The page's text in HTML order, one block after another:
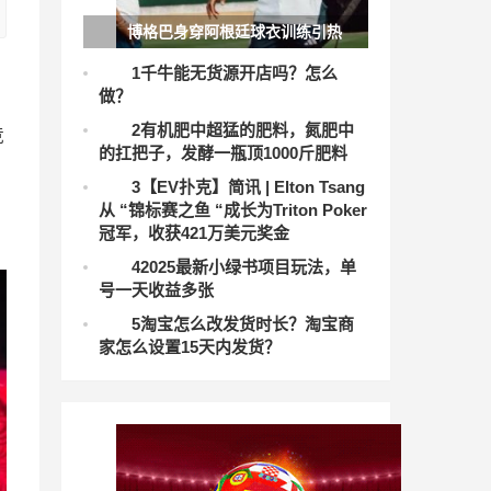
博格巴身穿阿根廷球衣训练引热
议：与法蒂同框现身巴萨基地，大发体
育助力你的致富之路！
1千牛能无货源开店吗？怎么
做？
2有机肥中超猛的肥料，氮肥中
的扛把子，发酵一瓶顶1000斤肥料
3 【EV扑克】简讯 | Elton Tsang
从 “锦标赛之鱼 “成长为Triton Poker
冠军，收获421万美元奖金
42025最新小绿书项目玩法，单
号一天收益多张
5淘宝怎么改发货时长？淘宝商
家怎么设置15天内发货？